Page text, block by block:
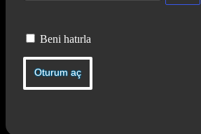
Beni hatırla